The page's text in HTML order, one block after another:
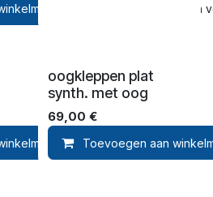
Toevoegen aan
Toevoegen aan
oogkleppen plat
synth. met oog
69,00 €
Toevoegen aan